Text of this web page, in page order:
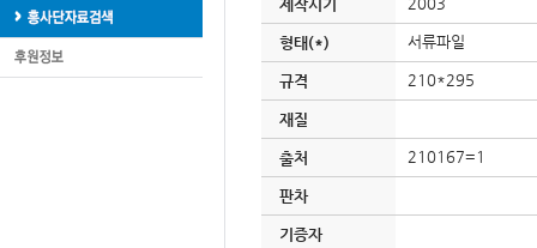
제작시기
형태(*) 서류파일
규격 210*295
재질
출처 210167=1
판차
기증자